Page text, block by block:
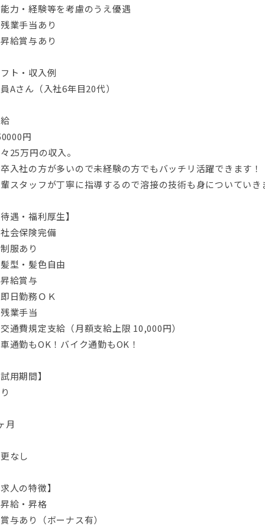
能力・経験等を考慮のうえ優遇
残業手当あり
昇給賞与あり
ト・収入例
Aさん（入社6年目20代）
円
25万円の収入。
入社の方が多いので未経験の方でもバッチリ活躍できます！
スタッフが丁寧に指導するので溶接の技術も身についてい
待遇・福利厚生】
社会保険完備
制服あり
髪型・髪色自由
昇給賞与
即日勤務ＯＫ
残業手当
交通費規定支給（月額支給上限 10,000円）
車通勤もOK！バイク通勤もOK！
試用期間】
月
なし
求人の特徴】
昇給・昇格
賞与あり（ボーナス有）